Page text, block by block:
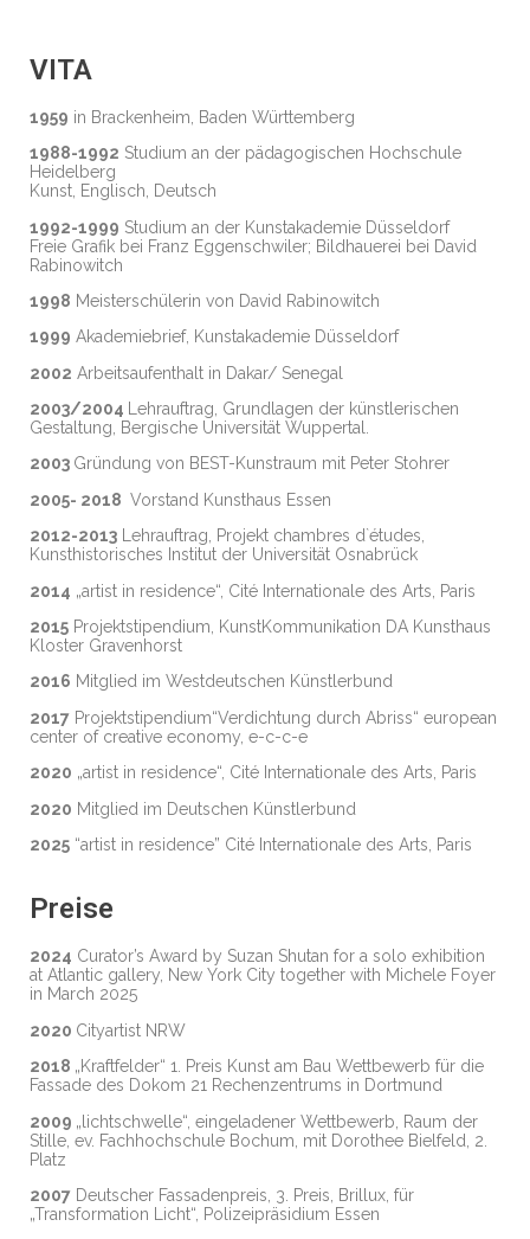
VITA
1959 in Brackenheim, Baden Württemberg
1988-1992 Studium an der pädagogischen Hochschule
Heidelberg
Kunst, Englisch, Deutsch
1992-1999 Studium an der Kunstakademie Düsseldorf
Freie Grafik bei Franz Eggenschwiler; Bildhauerei bei David
Rabinowitch
1998 Meisterschülerin von David Rabinowitch
1999 Akademiebrief, Kunstakademie Düsseldorf
2002 Arbeitsaufenthalt in Dakar/ Senegal
2003/2004
Lehrauftrag, Grundlagen der künstlerischen
Gestaltung, Bergische Universität Wuppertal.
2003 Gründung von BEST-Kunstraum mit Peter Stohrer
2005- 2018 Vorstand Kunsthaus Essen
2012-2013 Lehrauftrag, Projekt chambres d`études,
Kunsthistorisches Institut der Universität Osnabrück
2014 „artist in residence“, Cité Internationale des Arts, Paris
2015 Projektstipendium, KunstKommunikation DA Kunsthaus
Kloster Gravenhorst
2016 Mitglied im Westdeutschen Künstlerbund
2017 Projektstipendium“Verdichtung durch Abriss“ european
center of creative economy, e-c-c-e
2020 „artist in residence“, Cité Internationale des Arts, Paris
2020 Mitglied im Deutschen Künstlerbund
2025 “artist in residence” Cité Internationale des Arts, Paris
Preise
2024 Curator’s Award by Suzan Shutan for a solo exhibition
at Atlantic gallery, New York City together with Michele Foyer
in March 2025
2020 Cityartist NRW
2018 „Kraftfelder“ 1. Preis Kunst am Bau Wettbewerb für die
Fassade des Dokom 21 Rechenzentrums in Dortmund
2009 „lichtschwelle“, eingeladener Wettbewerb, Raum der
Stille, ev. Fachhochschule Bochum, mit Dorothee Bielfeld, 2.
Platz
2007 Deutscher Fassadenpreis, 3. Preis, Brillux, für
„Transformation Licht“, Polizeipräsidium Essen